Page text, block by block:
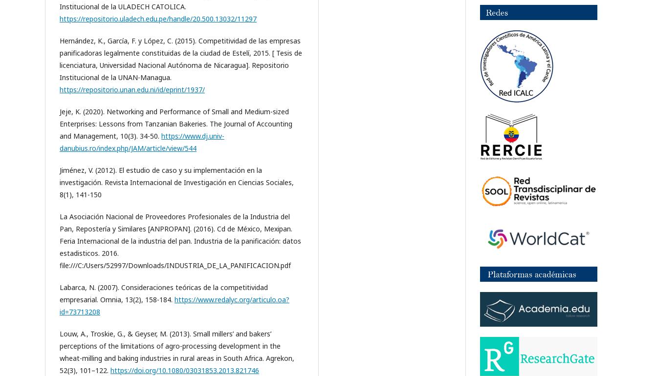
Institucional de la ULADECH CATOLICA.
https://repositorio.uladech.edu.pe/handle/20.500.13032/11297
Hernández, K., García, F. y López, C. (2015). Competitividad de las empresas
panificadoras legalmente constituidas de la ciudad de Estelí, 2015. [ Tesis de
licenciatura, Universidad Nacional Autónoma de Nicaragua]. Repositorio
Institucional de la UNAN-Managua.
https://repositorio.unan.edu.ni/id/eprint/1937/
Jeje, K. (2020). Networking and Performance of Small and Medium-sized
Enterprises: Lessons from Tanzanian Bakeries. The Journal of Accounting
and Management, 10(3). 34-50. https://www.dj.univ-
danubius.ro/index.php/JAM/article/view/544
Jiménez, V. (2012). El estudio de caso y su implementación en la
investigación. Revista Internacional de Investigación en Ciencias Sociales,
8(1), 141-150
La Asociación Nacional de Proveedores Profesionales de la Industria del
Pan, Repostería y Similares [ANPROPAN]. (2016). Cd de México, Mexipan.
Feria Internacional de la industria del pan. Industria de la panificación: datos
estadisticos. 2016.
file:///C:/Users/52997/Downloads/INDUSTRIA_DE_LA_PANIFICACION.pdf
Labarca, N. (2007). Consideraciones teóricas de la competitividad
empresarial. Omnia, 13(2), 158-184. https://www.redalyc.org/articulo.oa?
id=73713208
Louw, A., Troskie, G., & Geyser, M. (2013). Small millers’ and bakers’
perceptions of the limitations of agro-processing development in the
wheat-milling and baking industries in rural areas in South Africa. Agrekon,
52(3), 101–122. https://doi.org/10.1080/03031853.2013.821746